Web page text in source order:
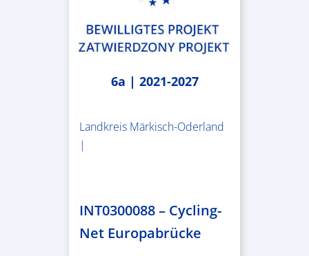
6a | 2021-2027
Landkreis Märkisch-Oderland
|
INT0300088 – Cycling-
Net Europabrücke